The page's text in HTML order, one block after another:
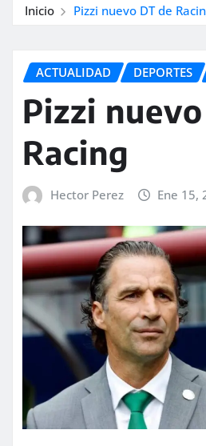
Inicio Pizzi nuevo DT de
ACTUALIDAD DEPORTES
Pizzi
Racing
Hector Perez Ene 15,